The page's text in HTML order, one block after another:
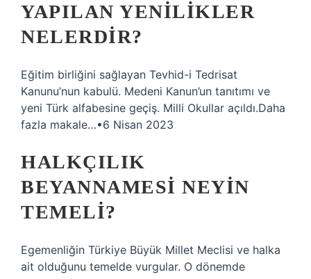
YAPILAN YENILIKLER
NELERDIR?
Eğitim birliğini sağlayan Tevhid-i Tedrisat
Kanunu’nun kabulü. Medeni Kanun’un tanıtımı ve
yeni Türk alfabesine geçiş. Milli Okullar açıldı.Daha
fazla makale…•6 Nisan 2023
HALKÇILIK
BEYANNAMESI NEYIN
TEMELI?
Egemenliğin Türkiye Büyük Millet Meclisi ve halka
ait olduğunu temelde vurgular. O dönemde